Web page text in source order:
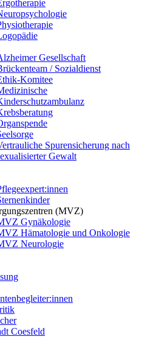
Gesellschaft
/ Sozialdienst
Komitee
Spurensicherung nach
Gewalt
(MVZ)
Gynäkologie
Hämatologie und Onkologie
Neurologie
Coesfeld